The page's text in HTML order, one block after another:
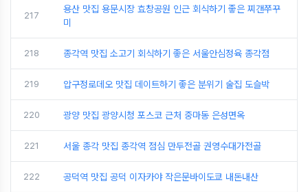
217
용산 맛집 용문시장 효창공원 인근 회식하기 좋은 찌갠쭈꾸
미
218 종각역 맛집 소고기 회식하기 좋은 서울안심정육 종각점
219 압구정로데오 맛집 데이트하기 좋은 분위기 술집 도슬박
220 광양 맛집 광양시청 포스코 근처 중마동 은성면옥
221 서울 종각 맛집 종각역 점심 만두전골 권영수대가전골
222 공덕역 맛집 공덕 이자카야 작은문바이도쿄 내돈내산